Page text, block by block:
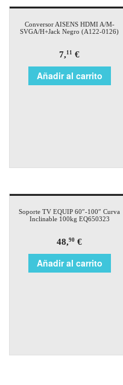
Conversor AISENS HDMI A/M-
SVGA/H+Jack Negro (A122-0126)
7,11 €
Añadir al carrito
Soporte TV EQUIP 60″-100″ Curva
Inclinable 100kg EQ650323
48,90 €
Añadir al carrito